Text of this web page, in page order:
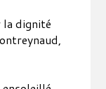
la dignité